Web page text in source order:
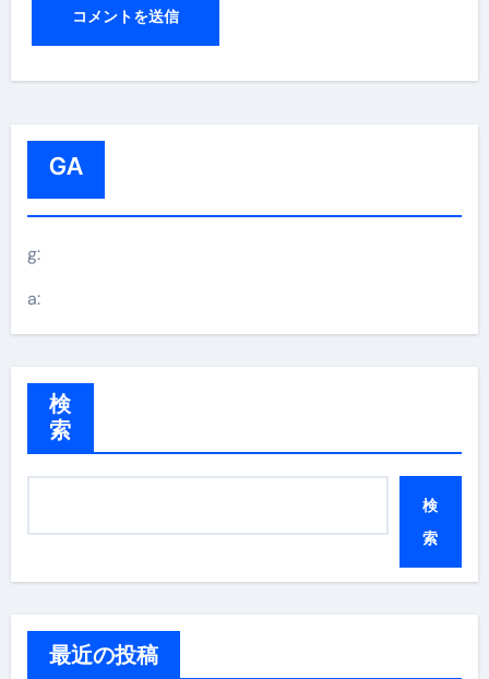
GA
g:
a:
検
索
検
索
最近の投稿